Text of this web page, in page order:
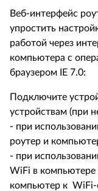
Веб-интерфейс
упростить
работой через
компьютера с
браузером IE 7.0:
Подключите
устройствам (при
- при
роутер и
- при
WiFi в компьютере
компьютер к WiFi-